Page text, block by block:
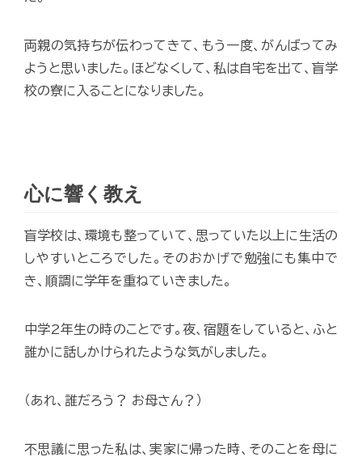
両親の気持ちが伝わってきて、もう一度、がんばってみ
ようと思いました。ほどなくして、私は自宅を出て、盲学
校の寮に入ることになりました。
心に響く教え
盲学校は、環境も整っていて、思っていた以上に生活の
しやすいところでした。そのおかげで勉強にも集中で
き、順調に学年を重ねていきました。
中学2年生の時のことです。夜、宿題をしていると、ふと
誰かに話しかけられたような気がしました。
（あれ、誰だろう？ お母さん？）
不思議に思った私は、実家に帰った時、そのことを母に